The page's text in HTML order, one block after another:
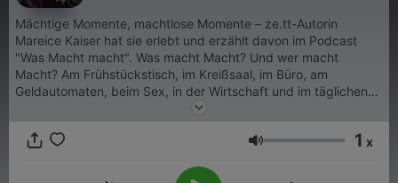
Mächtige Momente, machtlose Momente – ze.tt-Autorin
Mareice Kaiser hat sie erlebt und erzählt davon im Podcast
"Was Macht macht". Was macht Macht? Und wer macht
Macht? Am Frühstückstisch, im Kreißsaal, im Büro, am
Geldautomaten, beim Sex, in der Wirtschaft und im täglichen
Miteinander. Mareice Kaiser stellt Machtfragen. Wie fühlt Macht
Und wie kann eigentlich eine Gesellschaft aussehen, in der
Volume 1 x